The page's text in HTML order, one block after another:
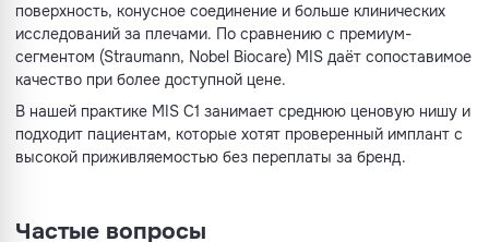
поверхность, конусное соединение и больше клинических
исследований за плечами. По сравнению с премиум-
сегментом (Straumann, Nobel Biocare) MIS даёт сопоставимое
качество при более доступной цене.
В нашей практике MIS C1 занимает среднюю ценовую нишу и
подходит пациентам, которые хотят проверенный имплант с
высокой приживляемостью без переплаты за бренд.
Частые вопросы